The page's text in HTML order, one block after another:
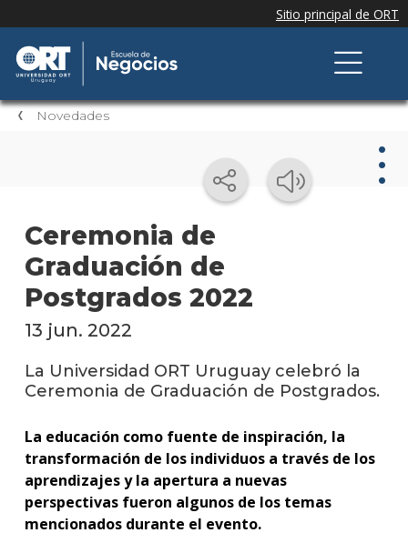
Novedades
Ceremonia de
Graduación de
Postgrados 2022
de
13 jun. 2022
La Universidad ORT Uruguay celebró la
Ceremonia de Graduación de Postgrados.
La educación como fuente de inspiración, la
transformación de los individuos a través de los
aprendizajes y la apertura a nuevas
perspectivas fueron algunos de los temas
mencionados durante el evento.